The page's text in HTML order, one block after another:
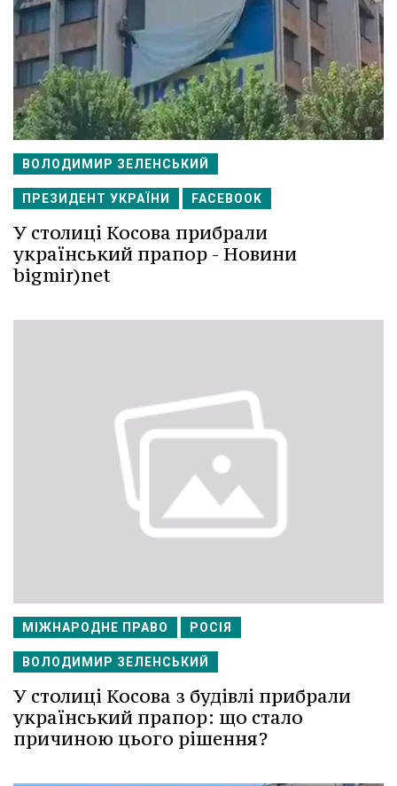
ВОЛОДИМИР ЗЕЛЕНСЬКИЙ
ПРЕЗИДЕНТ УКРАЇНИ FACEBOOK
У столиці Косова прибрали
український прапор - Новини
bigmir)net
МІЖНАРОДНЕ ПРАВО РОСІЯ
ВОЛОДИМИР ЗЕЛЕНСЬКИЙ
У столиці Косова з будівлі прибрали
український прапор: що стало
причиною цього рішення?